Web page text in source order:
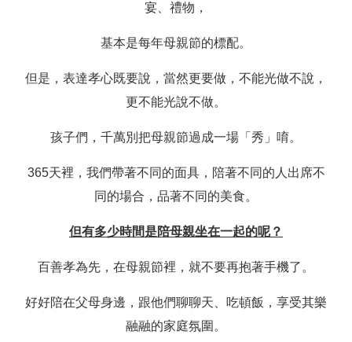
宴、禮物，
基本是每年母親節的標配。
但是，表達孝心既要說，當然更要做，不能光做不說，
更不能光說不做。
孩子們，千萬別把母親節過成一場「秀」唷。
365天裡，我們帶著不同的面具，陪著不同的人出席不
同的場合，品著不同的美食。
但有多少時間是陪母親坐在一起的呢？
百善孝為先，在母親節裡，就不要再抱著手機了。
好好陪在父母身邊，跟他們聊聊天、吃頓飯，享受其樂
融融的家庭氛圍。